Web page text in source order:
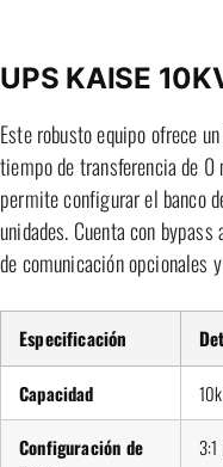
UPS KAISE
Este robusto equipo ofrece
tiempo de transferencia de
permite configurar el banco
unidades. Cuenta con
de comunicación opcionales
Especificación
Capacidad
Configuración de
3:1